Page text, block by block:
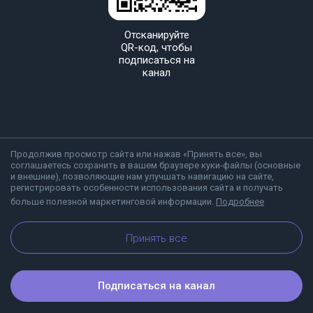
Продолжив просмотр сайта или нажав «Принять все», вы
соглашаетесь сохранить в вашем браузере куки-файлы (основные
и внешние), позволяющие нам улучшать навигацию на сайте,
регистрировать особенности использования сайта и получать
больше полезной маркетинговой информации. Подробнее
Принять все
Отсканируйте
QR-код, чтобы
подписаться на
канал
О Viber Блог
Подписаться на канал